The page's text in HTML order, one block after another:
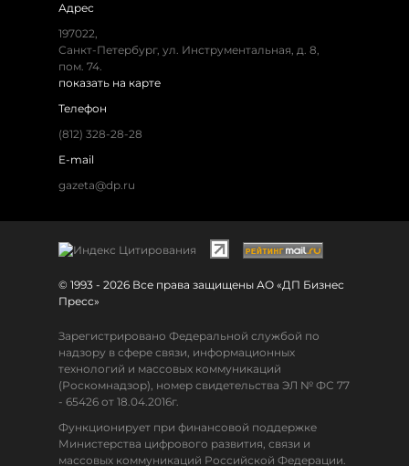
Адрес
197022,
Санкт-Петербург, ул. Инструментальная, д. 8,
пом. 74.
показать на карте
Телефон
(812) 328-28-28
E-mail
gazeta@dp.ru
© 1993 - 2026 Все права защищены АО «ДП Бизнес
Пресс»
Зарегистрировано Федеральной службой по
надзору в сфере связи, информационных
технологий и массовых коммуникаций
(Роскомнадзор), номер свидетельства ЭЛ № ФС 77
- 65426 от 18.04.2016г.
Функционирует при финансовой поддержке
Министерства цифрового развития, связи и
массовых коммуникаций Российской Федерации.